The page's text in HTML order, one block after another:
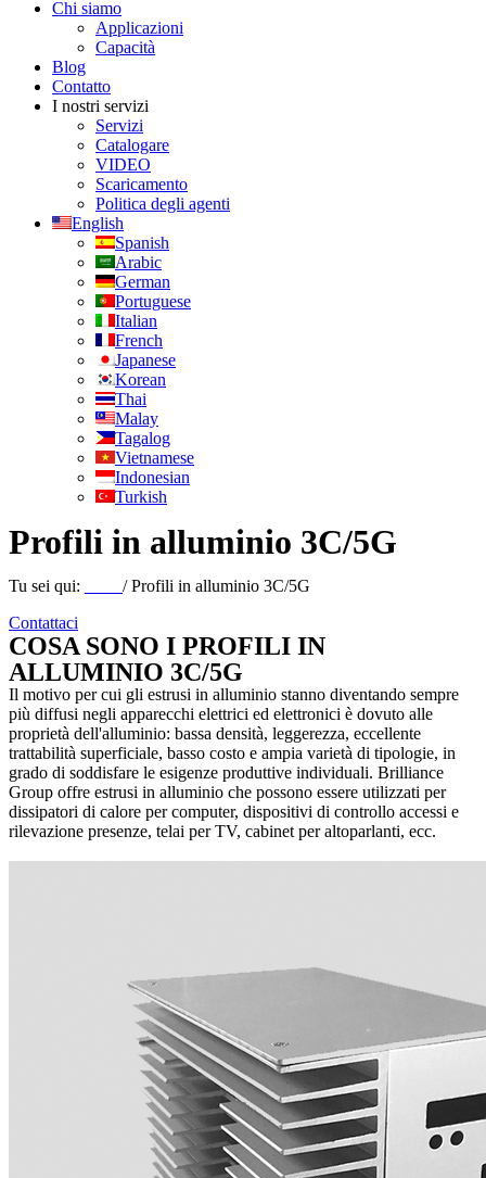
Chi siamo
Applicazioni
Capacità
Blog
Contatto
I nostri servizi
Servizi
Catalogare
VIDEO
Scaricamento
Politica degli agenti
English
Spanish
Arabic
German
Portuguese
Italian
French
Japanese
Korean
Thai
Malay
Tagalog
Vietnamese
Indonesian
Turkish
Profili in alluminio 3C/5G
Tu sei qui:
/ Profili in alluminio 3C/5G
Contattaci
COSA SONO I PROFILI IN
ALLUMINIO 3C/5G
Il motivo per cui gli estrusi in alluminio stanno diventando sempre
più diffusi negli apparecchi elettrici ed elettronici è dovuto alle
proprietà dell'alluminio: bassa densità, leggerezza, eccellente
trattabilità superficiale, basso costo e ampia varietà di tipologie, in
grado di soddisfare le esigenze produttive individuali. Brilliance
Group offre estrusi in alluminio che possono essere utilizzati per
dissipatori di calore per computer, dispositivi di controllo accessi e
rilevazione presenze, telai per TV, cabinet per altoparlanti, ecc.